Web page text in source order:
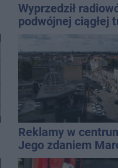
Wyprzedził
podwójnej ciągłej
przed pasami
Reklamy w
Jego zdaniem
Wroński jest w